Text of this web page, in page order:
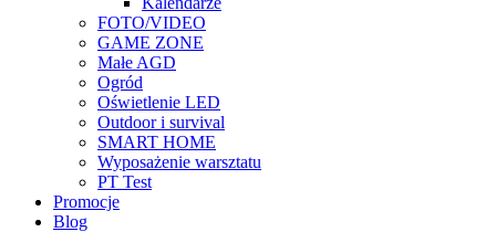
FOTO/VIDEO
GAME ZONE
Małe AGD
Ogród
Oświetlenie LED
Outdoor i survival
SMART HOME
Wyposażenie warsztatu
PT Test
Promocje
Blog